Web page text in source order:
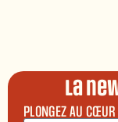
La
PLONGEZ AU